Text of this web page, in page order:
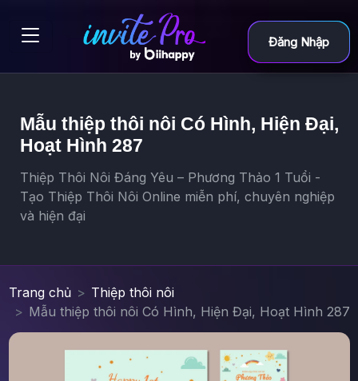
Đăng Nhập
Mẫu thiệp thôi nôi Có Hình, Hiện Đại,
Hoạt Hình 287
Thiệp Thôi Nôi Đáng Yêu – Phương Thảo 1 Tuổi -
Tạo Thiệp Thôi Nôi Online miễn phí, chuyên nghiệp
và hiện đại
Trang chủ
Thiệp thôi nôi
Mẫu thiệp thôi nôi Có Hình, Hiện Đại, Hoạt Hình 287